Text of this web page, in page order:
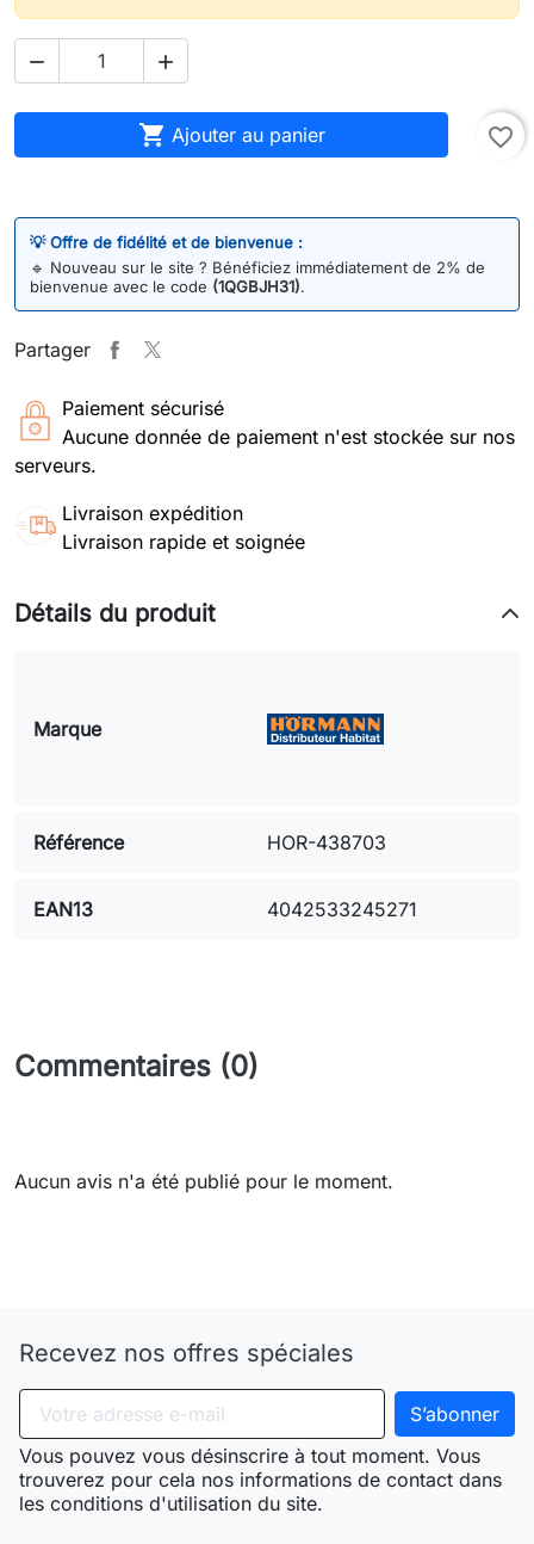
 
 Ajouter au panier favorite_border
💡 Offre de fidélité et de bienvenue :
🔹 Nouveau sur le site ? Bénéficiez immédiatement de 2% de
bienvenue avec le code (1QGBJH31).
Partager
Paiement sécurisé
Aucune donnée de paiement n'est stockée sur nos
serveurs.
Livraison expédition
Livraison rapide et soignée
Détails du produit
Marque
Référence HOR-438703
EAN13 4042533245271
Commentaires (0)
Aucun avis n'a été publié pour le moment.
Recevez nos offres spéciales
Vous pouvez vous désinscrire à tout moment. Vous
trouverez pour cela nos informations de contact dans
les conditions d'utilisation du site.